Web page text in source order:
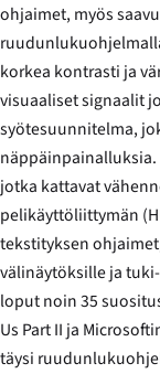
ohjaimet, myös
korkea kontrasti ja
visuaaliset signaalit
syötesuunnitelma,
jotka kattavat
pelikäyttöliittymän
tekstityksen
välinäytöksille ja
loput noin 35
Us Part II ja
täysi